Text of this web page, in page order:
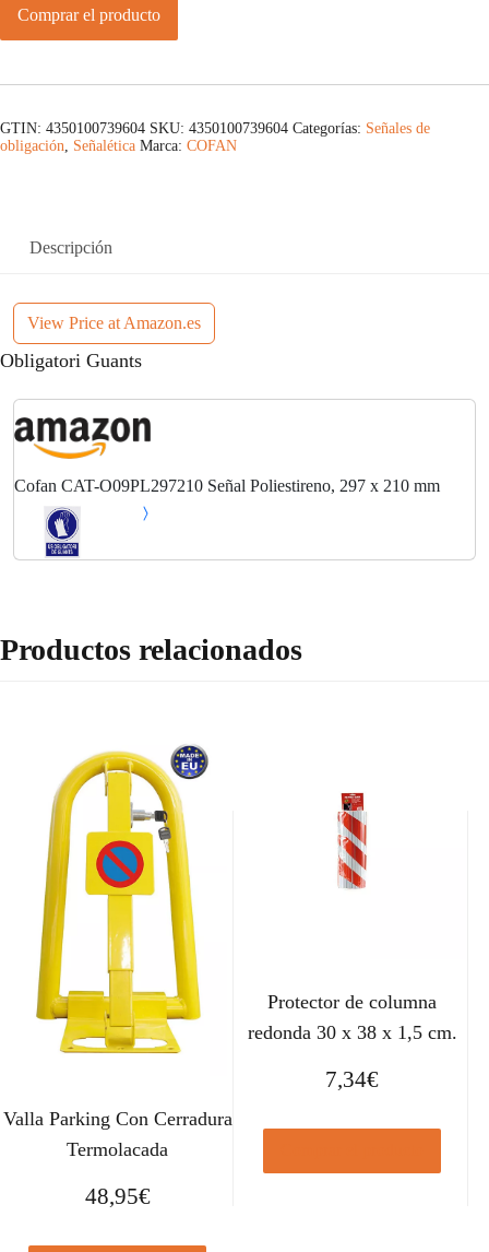
Comprar el producto
GTIN: 4350100739604 SKU: 4350100739604 Categorías: Señales de
obligación, Señalética Marca: COFAN
Descripción
View Price at Amazon.es
Obligatori Guants
Cofan CAT-O09PL297210 Señal Poliestireno, 297 x 210 mm
Productos relacionados
Valla Parking Con Cerradura
Termolacada
48,95€
Protector de columna
redonda 30 x 38 x 1,5 cm.
7,34€